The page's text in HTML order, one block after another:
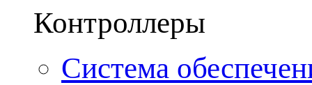
Контроллеры
Система